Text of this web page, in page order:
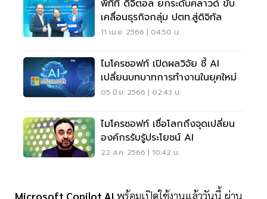
พีทีที ดิจิตอล ยกระดับคลาวด์ ขับ
เคลื่อนธุรกิจกลุ่ม ปตท.สู่ดิจิทัล
11 เม.ย. 2566 | 04:50 น.
ไมโครซอฟท์ เปิดผลวิจัย ชี้ AI
เปลี่ยนบทบาทการทำงานในยุคใหม่
05 มิ.ย. 2566 | 02:43 น.
ไมโครซอฟท์ เชื่อโลกถึงจุดเปลี่ยน
องค์กรรับรู้ประโยชน์ AI
22 ส.ค. 2566 | 10:42 น.
Microsoft Copilot AI พร้อมเปิดใช้งานแล้ววันนี้ ผ่าน